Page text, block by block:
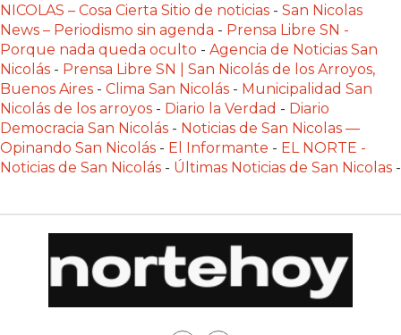
VEZ
MÁS
GASTRONÓMICOS
ELIGEN
CHANGUITO.COM.AR
PARA
RECIBIR
PEDIDOS
NICOLAS – Cosa Cierta Sitio de noticias - San Nicolas
News – Periodismo sin agenda - Prensa Libre SN -
Porque nada queda oculto - Agencia de Noticias San
Nicolás - Prensa Libre SN | San Nicolás de los Arroyos,
Buenos Aires - Clima San Nicolás - Municipalidad San
Nicolás de los arroyos - Diario la Verdad - Diario
Democracia San Nicolás - Noticias de San Nicolas —
Opinando San Nicolás - El Informante - EL NORTE -
Noticias de San Nicolás - Últimas Noticias de San Nicolas -